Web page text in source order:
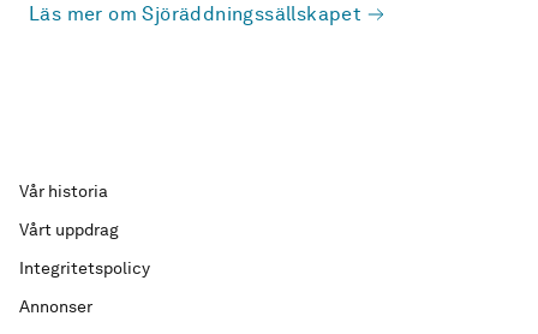
Läs mer om Sjöräddningssällskapet
Vår historia
Vårt uppdrag
Integritetspolicy
Annonser